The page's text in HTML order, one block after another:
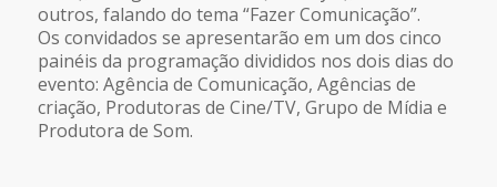
outros, falando do tema “Fazer Comunicação”.
Os convidados se apresentarão em um dos cinco
painéis da programação divididos nos dois dias do
evento: Agência de Comunicação, Agências de
criação, Produtoras de Cine/TV, Grupo de Mídia e
Produtora de Som.